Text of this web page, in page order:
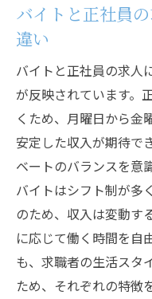
求人情報で
ョン
求人分析で
正社員求人
バイトと正社員
違い
バイトと正社員の求人
が反映されています。
くため、月曜日から金
安定した収入が期待で
ベートのバランスを意
バイトはシフト制が多
のため、収入は変動す
に応じて働く時間を自
も、求職者の生活スタ
ため、それぞれの特徴